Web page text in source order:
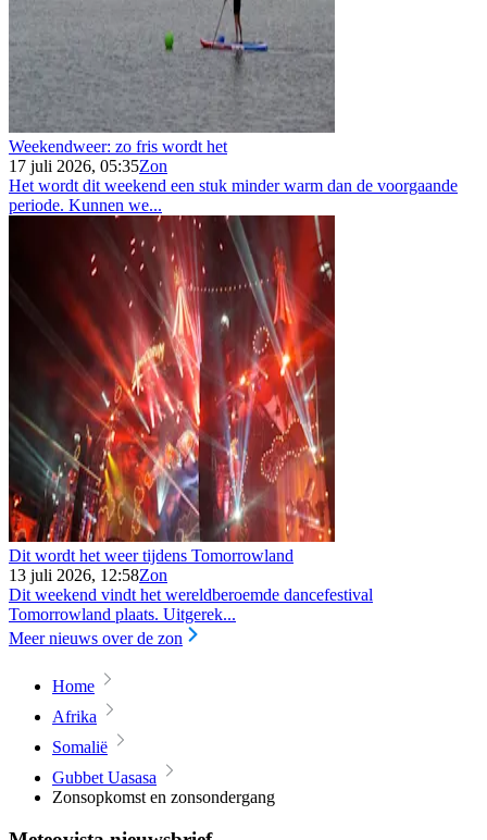
Weekendweer: zo fris wordt het
17 juli 2026, 05:35Zon
Het wordt dit weekend een stuk minder warm dan de voorgaande
periode. Kunnen we...
Dit wordt het weer tijdens Tomorrowland
13 juli 2026, 12:58Zon
Dit weekend vindt het wereldberoemde dancefestival
Tomorrowland plaats. Uitgerek...
Meer nieuws over de zon
Home
Afrika
Somalië
Gubbet Uasasa
Zonsopkomst en zonsondergang